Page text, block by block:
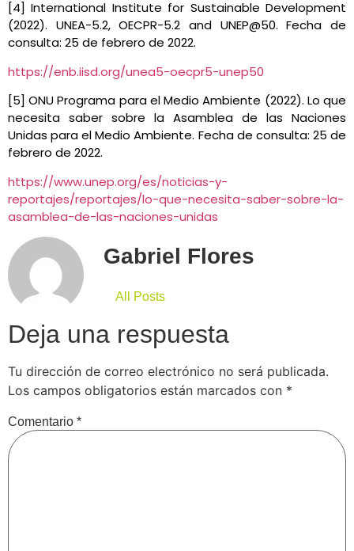
[4] International Institute for Sustainable Development
(2022). UNEA-5.2, OECPR-5.2 and UNEP@50. Fecha de
consulta: 25 de febrero de 2022.
https://enb.iisd.org/unea5-oecpr5-unep50
[5] ONU Programa para el Medio Ambiente (2022). Lo que
necesita saber sobre la Asamblea de las Naciones
Unidas para el Medio Ambiente. Fecha de consulta: 25 de
febrero de 2022.
https://www.unep.org/es/noticias-y-
reportajes/reportajes/lo-que-necesita-saber-sobre-la-
asamblea-de-las-naciones-unidas
Gabriel Flores
All Posts
Deja una respuesta
Tu dirección de correo electrónico no será publicada.
Los campos obligatorios están marcados con *
Comentario *